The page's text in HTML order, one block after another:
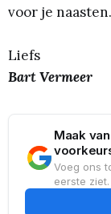
voor je naasten.
Liefs
Bart Vermeer
Maak
Voeg ons
eerste ziet.